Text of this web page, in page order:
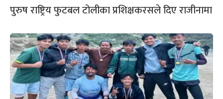
पुरुष राष्ट्रिय फुटबल टोलीका प्रशिक्षकरसले दिए राजीनामा